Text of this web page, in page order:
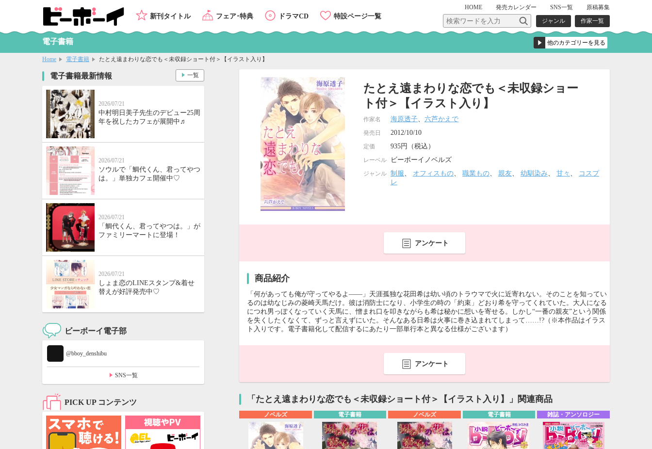
HOME 発売カレンダー SNS一覧
原稿募集
ジャンル
作家一覧
新刊タイトル フェア･特典 ドラマCD 特設ページ一覧
電子書籍
Home 電子書籍 たとえ遠まわりな恋でも＜未収録ショート付＞【イラスト入り】
たとえ遠まわりな恋でも＜未収録ショー
ト付＞【イラスト入り】
作家名 海原透子、 六芦かえで
発売日 2012/10/10
定価 935円（税込）
レーベル ビーボーイノベルズ
ジャンル 制服、 オフィスもの、 職業もの、 親友、 幼馴染み、 甘々 、
コスプ
レ
アンケート
商品紹介
「何があっても俺が守ってやるよ――」天涯孤独な花田希は幼い頃のトラウマで火に近寄れない。そのことを知ってい
るのは幼なじみの菱崎天馬だけ。彼は消防士になり、小学生の時の「約束」どおり希を守ってくれていた。大人になる
につれ男っぽくなっていく天馬に、憎まれ口を叩きながらも希は秘かに想いを寄せる。しかし“一番の親友”という関係
を失くしたくなくて、ずっと言えずにいた。そんなある日希は火事に巻き込まれてしまって……!?（※本作品はイラス
ト入りです。電子書籍化して配信するにあたり一部単行本と異なる仕様がございます）
アンケート
「たとえ遠まわりな恋でも＜未収録ショート付＞【イラスト入り】」関連商品
ノベルズ 電子書籍 ノベルズ 電子書籍 雑誌・アンソロジー
電子書籍最新情報
2026/07/21
中村明日美子先生のデビュー25周
年を祝したカフェが展開中♬
2026/07/21
ソウルで「鯛代くん、君ってやつ
は。」単独カフェ開催中♡
2026/07/21
「鯛代くん、君ってやつは。」が
ファミリーマートに登場！
2026/07/21
しょま恋のLINEスタンプ&着せ
替えが好評発売中♡
一覧
ビーボーイ電子部
@bboy_denshibu
SNS一覧
PICK UP コンテンツ